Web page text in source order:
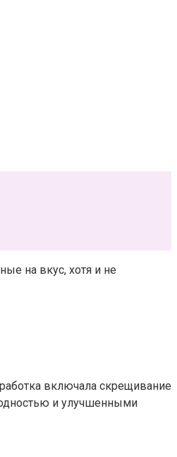
на вкус, хотя и не
включала скрещивание
и улучшенными